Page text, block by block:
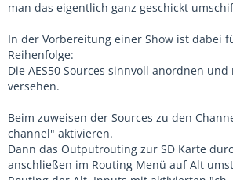
man das eigentlich ganz geschickt
In der Vorbereitung einer Show ist dabei
Reihenfolge:
Die AES50 Sources sinnvoll anordnen
versehen.
Beim zuweisen der Sources zu den
channel" aktivieren.
Dann das Outputrouting zur SD Karte
anschließen im Routing Menü auf Alt